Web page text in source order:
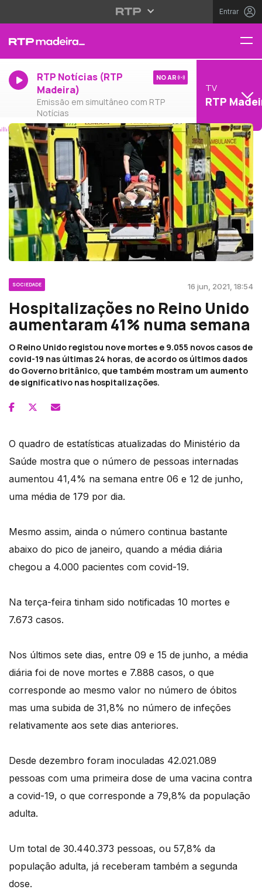
Entrar
RTP Notícias (RTP
Madeira)
Emissão em simultâneo com RTP
Notícias
NO AR
TV
RTP
SOCIEDADE 16 jun, 2021, 18:54
Hospitalizações no Reino Unido
aumentaram 41% numa semana
O Reino Unido registou nove mortes e 9.055 novos casos de
covid-19 nas últimas 24 horas, de acordo os últimos dados
do Governo britânico, que também mostram um aumento
de significativo nas hospitalizações.
O quadro de estatísticas atualizadas do Ministério da
Saúde mostra que o número de pessoas internadas
aumentou 41,4% na semana entre 06 e 12 de junho,
uma média de 179 por dia.
Mesmo assim, ainda o número continua bastante
abaixo do pico de janeiro, quando a média diária
chegou a 4.000 pacientes com covid-19.
Na terça-feira tinham sido notificadas 10 mortes e
7.673 casos.
Nos últimos sete dias, entre 09 e 15 de junho, a média
diária foi de nove mortes e 7.888 casos, o que
corresponde ao mesmo valor no número de óbitos
mas uma subida de 31,8% no número de infeções
relativamente aos sete dias anteriores.
Desde dezembro foram inoculadas 42.021.089
pessoas com uma primeira dose de uma vacina contra
a covid-19, o que corresponde a 79,8% da população
adulta.
Um total de 30.440.373 pessoas, ou 57,8% da
população adulta, já receberam também a segunda
dose.